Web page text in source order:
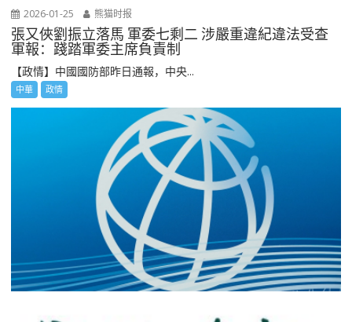
2026-01-25 熊猫时报
張又俠劉振立落馬 軍委七剩二 涉嚴重違紀違法受查
軍報：踐踏軍委主席負責制
【政情】中國國防部昨日通報，中央...
中華 政情